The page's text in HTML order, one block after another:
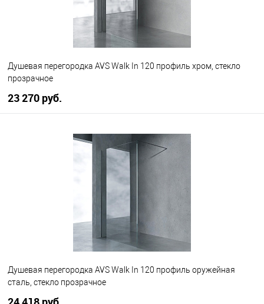
Душевая перегородка AVS Walk In 120 профиль хром, стекло
прозрачное
23 270 руб.
В корзину
Душевая перегородка AVS Walk In 120 профиль оружейная
сталь, стекло прозрачное